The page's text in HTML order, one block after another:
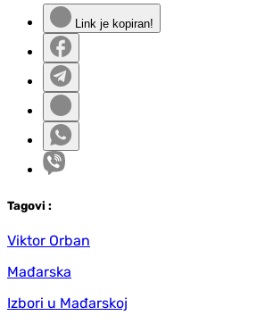
Link je kopiran!
Tagovi :
Viktor Orban
Mađarska
Izbori u Mađarskoj